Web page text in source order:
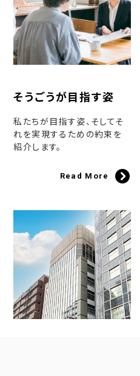
そうごうが目指す姿
私たちが目指す姿、そしてそ
れを実現するための約束を
紹介します。
Read More